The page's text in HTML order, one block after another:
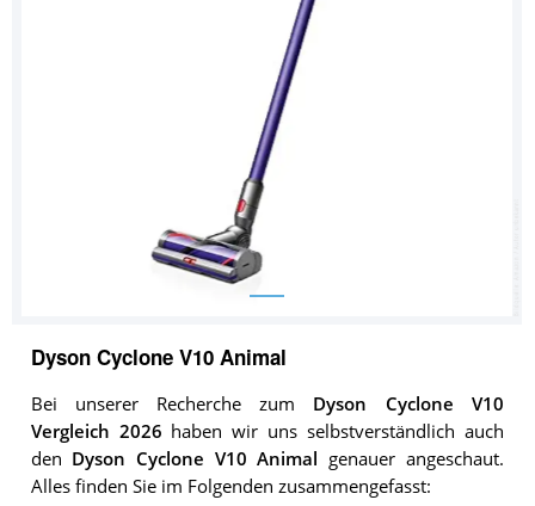
Dyson Cyclone V10 Animal
Bei unserer Recherche zum Dyson Cyclone V10
Vergleich 2026 haben wir uns selbstverständlich auch
den Dyson Cyclone V10 Animal genauer angeschaut.
Alles finden Sie im Folgenden zusammengefasst: